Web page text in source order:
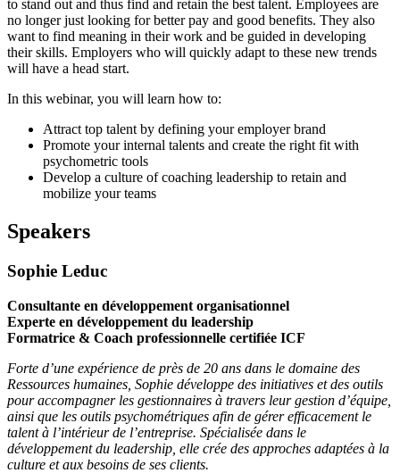
to stand out and thus find and retain the best talent. Employees are
no longer just looking for better pay and good benefits. They also
want to find meaning in their work and be guided in developing
their skills. Employers who will quickly adapt to these new trends
will have a head start.
In this webinar, you will learn how to:
Attract top talent by defining your employer brand
Promote your internal talents and create the right fit with
psychometric tools
Develop a culture of coaching leadership to retain and
mobilize your teams
Speakers
Sophie Leduc
Consultante en développement organisationnel
Experte en développement du leadership
Formatrice & Coach professionnelle certifiée ICF
Forte d’une expérience de près de 20 ans dans le domaine des
Ressources humaines, Sophie développe des initiatives et des outils
pour accompagner les gestionnaires à travers leur gestion d’équipe,
ainsi que les outils psychométriques afin de gérer efficacement le
talent à l’intérieur de l’entreprise. Spécialisée dans le
développement du leadership, elle crée des approches adaptées à la
culture et aux besoins de ses clients.